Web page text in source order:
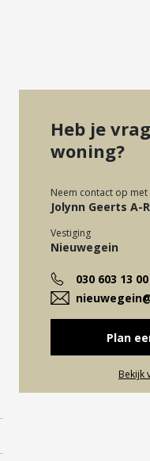
Heb je
woning?
Neem contact op met
Jolynn Geerts A-
Vestiging
Nieuwegein
030 603 13 00
Plan
Bekijk